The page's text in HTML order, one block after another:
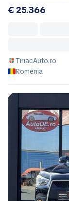
€ 25.366
TiriacAuto.ro
Roménia